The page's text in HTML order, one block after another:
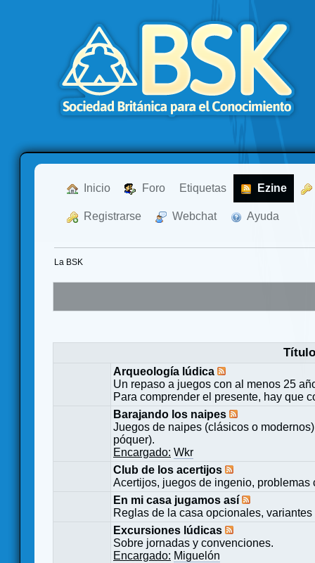
Inicio Foro Etiquetas Ezine
Registrarse Webchat Ayuda
La BSK
Título
Arqueología lúdica
Un repaso a juegos con al menos 25
Para comprender el presente, hay que
Barajando los naipes
Juegos de naipes (clásicos o
póquer).
Encargado: Wkr
Club de los acertijos
Acertijos, juegos de ingenio,
En mi casa jugamos así
Reglas de la casa opcionales,
Excursiones lúdicas
Sobre jornadas y convenciones.
Encargado: Miguelón